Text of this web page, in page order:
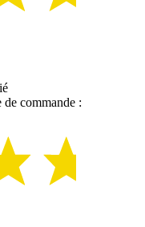
de commande :